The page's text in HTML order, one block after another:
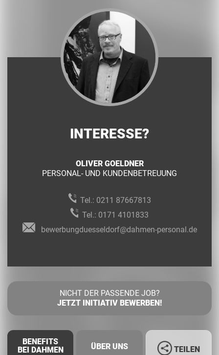
INTERESSE?
OLIVER GOELDNER
PERSONAL- UND KUNDENBETREUUNG
Tel.: 0211 87667813
Tel.: 0171 4101833
bewerbungduesseldorf@dahmen-personal.de
NICHT DER PASSENDE JOB?
JETZT INITIATIV BEWERBEN!
BENEFITS
BEI DAHMEN
ÜBER UNS TEILEN